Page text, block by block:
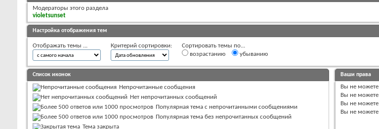
Модераторы этого раздела
violetsunset
Настройка отображения тем
Отображать темы ... Критерий сортировки:
Сортировать темы по...
возрастанию
убыванию
Список иконок
Непрочитанные сообщения
Нет непрочитанных сообщений
Популярная тема с непрочитанными сообщениями
Популярная тема без непрочитанных сообщений
Тема закрыта
Ваши права
Вы не можете
Вы не можете
Вы не можете
Вы не можете